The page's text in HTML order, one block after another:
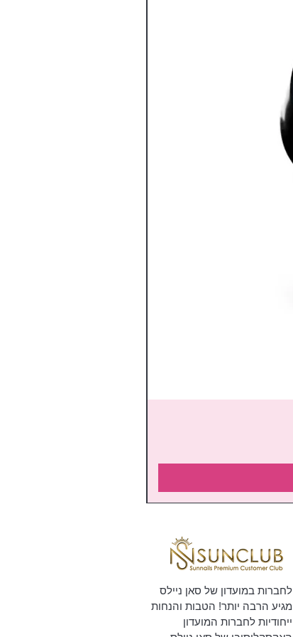
לחברות במועדון של סאן ניילס
מגיע הרבה יותר! הטבות והנחות
ייחודיות לחברות המועדון